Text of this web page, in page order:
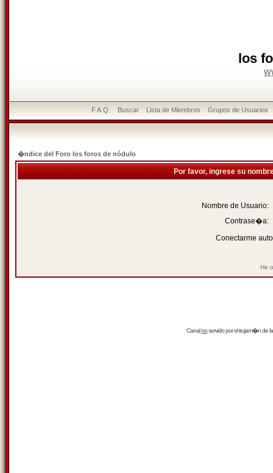
los
F.A.Q. Buscar Lista de Miembros Grupos de Usuarios
�ndice del Foro los foros de nódulo
Por favor, ingrese su
Nombre de Usuario:
Contrase�a:
Conectarme
He
Canalrssservido por eltrujam�nde